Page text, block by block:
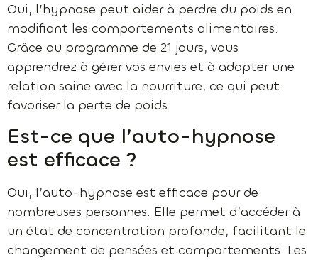
Oui, l’hypnose peut aider à perdre du poids en
modifiant les comportements alimentaires.
Grâce au programme de 21 jours, vous
apprendrez à gérer vos envies et à adopter une
relation saine avec la nourriture, ce qui peut
favoriser la perte de poids.
Est-ce que l’auto-hypnose
est efficace ?
Oui, l’auto-hypnose est efficace pour de
nombreuses personnes. Elle permet d’accéder à
un état de concentration profonde, facilitant le
changement de pensées et comportements. Les